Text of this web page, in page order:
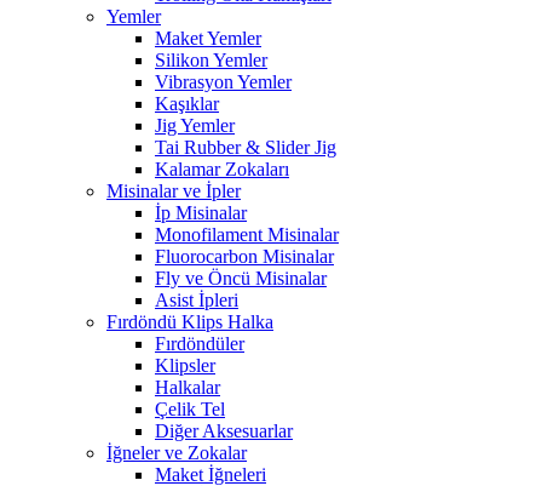
Yemler
Maket Yemler
Silikon Yemler
Vibrasyon Yemler
Kaşıklar
Jig Yemler
Tai Rubber & Slider Jig
Kalamar Zokaları
Misinalar ve İpler
İp Misinalar
Monofilament Misinalar
Fluorocarbon Misinalar
Fly ve Öncü Misinalar
Asist İpleri
Fırdöndü Klips Halka
Fırdöndüler
Klipsler
Halkalar
Çelik Tel
Diğer Aksesuarlar
İğneler ve Zokalar
Maket İğneleri